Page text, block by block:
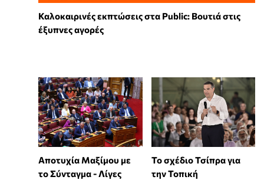
Καλοκαιρινές εκπτώσεις στα Public: Βουτιά στις
έξυπνες αγορές
Αποτυχία Μαξίμου με
το Σύνταγμα - Λίγες
Το σχέδιο Τσίπρα για
την Τοπική